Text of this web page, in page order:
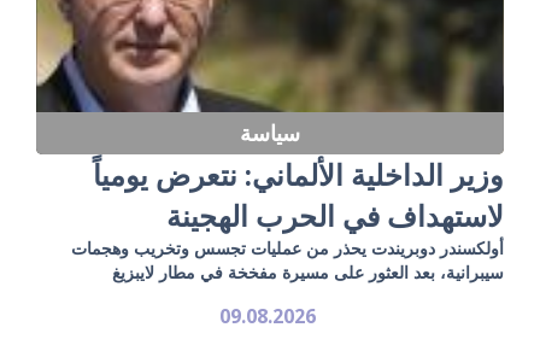
سياسة
وزير الداخلية الألماني: نتعرض يومياً
لاستهداف في الحرب الهجينة
أولكسندر دوبريندت يحذر من عمليات تجسس وتخريب وهجمات
سيبرانية، بعد العثور على مسيرة مفخخة في مطار لايبزيغ
09.08.2026